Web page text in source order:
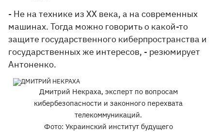
- Не на технике из ХХ века, а на современных
машинах. Тогда можно говорить о какой-то
защите государственного киберпространства и
государственных же интересов, - резюмирует
Антоненко.
Дмитрий Некраха, эксперт по вопросам
кибербезопасности и законного перехвата
телекоммуникаций.
Фото: Украинский институт будущего